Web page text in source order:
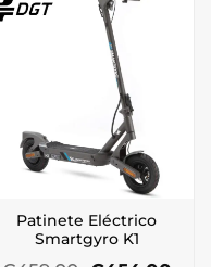
Patinete Eléctrico
Smartgyro K1